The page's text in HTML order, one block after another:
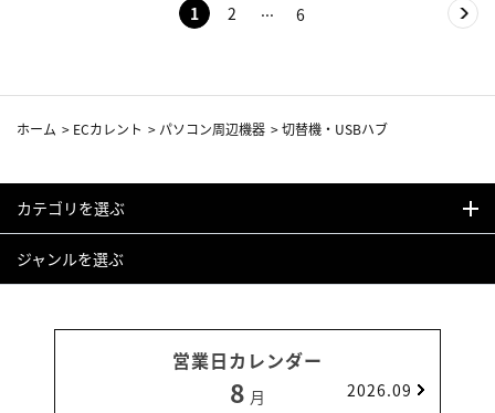
1 2 6
ホーム > ECカレント > パソコン周辺機器 >切替機・USBハブ
カテゴリを選ぶ
ジャンルを選ぶ
営業日カレンダー
8 月 2026.09